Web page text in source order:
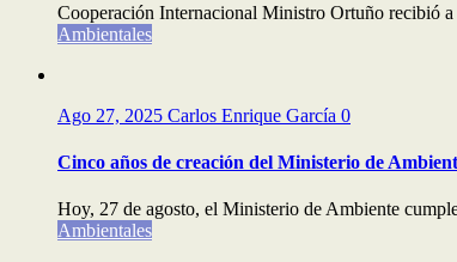
Cooperación Internacional Ministro Ortuño recibió
Ambientales
Ago 27, 2025 Carlos Enrique García 0
Cinco años de creación del Ministerio de
Hoy, 27 de agosto, el Ministerio de Ambiente
Ambientales